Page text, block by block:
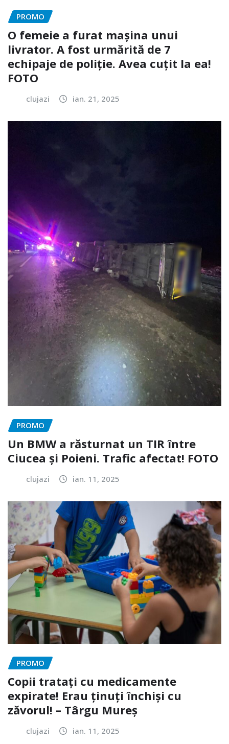
PROMO
O femeie a furat mașina unui
livrator. A fost urmărită de 7
echipaje de poliție. Avea cuțit la ea!
FOTO
clujazi ian. 21, 2025
PROMO
Un BMW a răsturnat un TIR între
Ciucea și Poieni. Trafic afectat! FOTO
clujazi ian. 11, 2025
PROMO
Copii tratați cu medicamente
expirate! Erau ținuți închiși cu
zăvorul! – Târgu Mureș
clujazi ian. 11, 2025